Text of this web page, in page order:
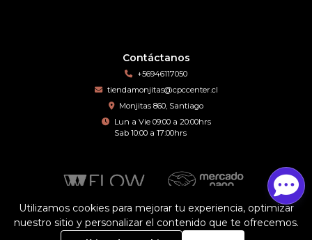
Contáctanos
+56946117050
tiendamonjitas@cpccenter.cl
Monjitas 860, Santiago
Lun a Vie 09:00 a 20:00hrs
Sab 10:00 a 17:00hrs
Motomo © 2026
Utilizamos cookies para mejorar tu experiencia, optimizar
nuestro sitio y personalizar el contenido que te ofrecemos.